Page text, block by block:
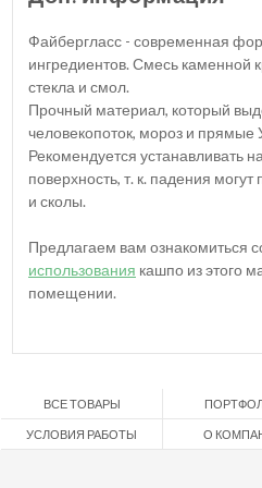
Файбергласс - современная
ингредиентов. Смесь каменной
стекла и смол.
Прочный материал, который
человекопоток, мороз и прямые
Рекомендуется устанавливать
поверхность, т. к. падения
и сколы.
Предлагаем вам ознакомиться
использования кашпо из этого
помещении.
ВСЕ ТОВАРЫ
УСЛОВИЯ РАБОТЫ О